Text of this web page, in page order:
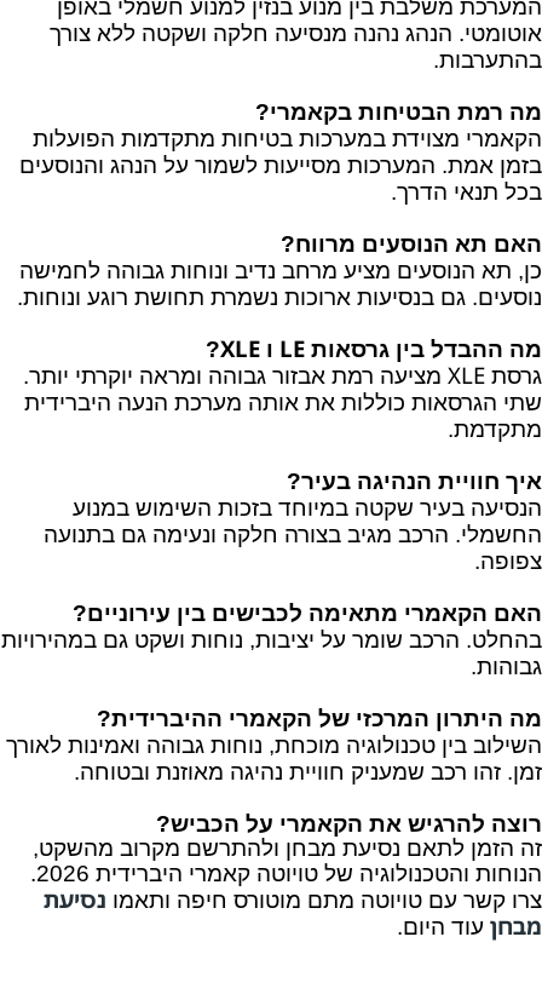
המערכת משלבת בין מנוע בנזין למנוע חשמלי באופן
אוטומטי. הנהג נהנה מנסיעה חלקה ושקטה ללא צורך
בהתערבות.
מה רמת הבטיחות בקאמרי?
הקאמרי מצוידת במערכות בטיחות מתקדמות הפועלות
בזמן אמת. המערכות מסייעות לשמור על הנהג והנוסעים
בכל תנאי הדרך.
האם תא הנוסעים מרווח?
כן, תא הנוסעים מציע מרחב נדיב ונוחות גבוהה לחמישה
נוסעים. גם בנסיעות ארוכות נשמרת תחושת רוגע ונוחות.
מה ההבדל בין גרסאות LE ו XLE
?
גרסת XLE מציעה רמת אבזור גבוהה ומראה יוקרתי יותר.
שתי הגרסאות כוללות את אותה מערכת הנעה היברידית
מתקדמת.
איך חוויית הנהיגה בעיר?
הנסיעה בעיר שקטה במיוחד בזכות השימוש במנוע
החשמלי. הרכב מגיב בצורה חלקה ונעימה גם בתנועה
צפופה.
האם הקאמרי מתאימה לכבישים בין עירוניים?
בהחלט. הרכב שומר על יציבות, נוחות ושקט גם במהירויות
גבוהות.
מה היתרון המרכזי של הקאמרי ההיברידית?
השילוב בין טכנולוגיה מוכחת, נוחות גבוהה ואמינות לאורך
זמן. זהו רכב שמעניק חוויית נהיגה מאוזנת ובטוחה.
רוצה להרגיש את הקאמרי על הכביש?
זה הזמן לתאם נסיעת מבחן ולהתרשם מקרוב מהשקט,
הנוחות והטכנולוגיה של טויוטה קאמרי היברידית 2026.
צרו קשר עם טויוטה מתם מוטורס חיפה ותאמו נסיעת
מבחן עוד היום.